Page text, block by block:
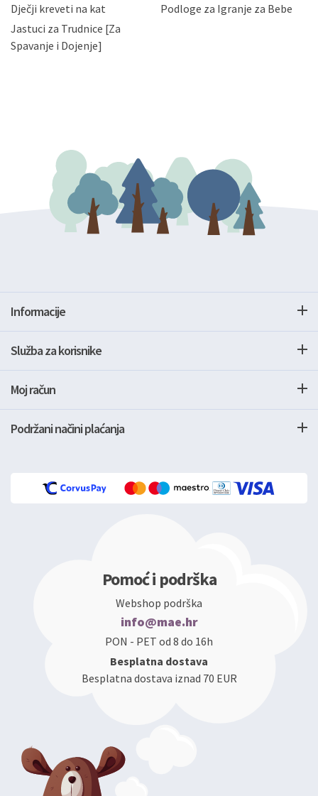
zatražiti prestanak aktivnosti obrade Vaših osobnih
podataka. Opoziv privole možete podnijeti poštom na
gore navedenu adresu ili e-mailom na adresu:
Dječji kreveti na kat
Podloge za Igranje za Bebe
Jastuci za Trudnice [Za
Spavanje i Dojenje]
Informacije
Služba za korisnike
Moj račun
Podržani načini plaćanja
Pomoć i podrška
Webshop podrška
info@mae.hr
PON - PET od 8 do 16h
Besplatna dostava
Besplatna dostava iznad 70 EUR